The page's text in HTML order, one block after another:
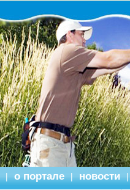
| о портале | новости |